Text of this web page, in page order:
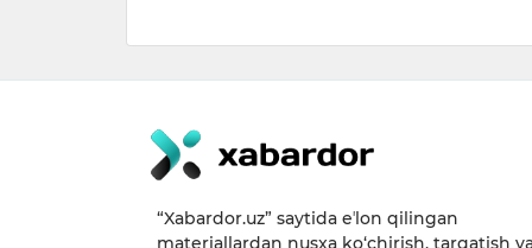
“Xabardor.uz” saytida eʼlon qilingan
materiallardan nusxa ko‘chirish, tarqatish